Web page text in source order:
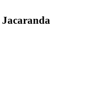
Jacaranda